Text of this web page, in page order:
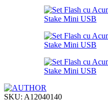
SKU: A12040140